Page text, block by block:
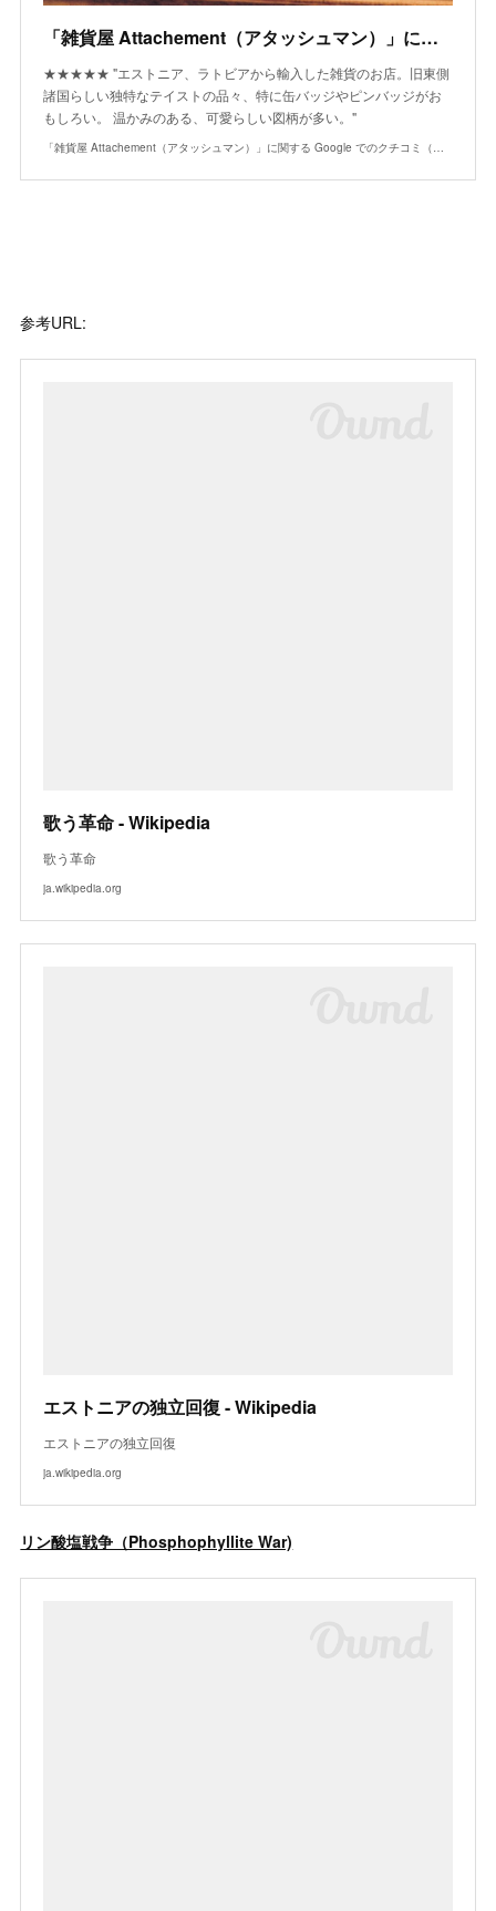
「雑貨屋 Attachement（アタッシュマン）」に関する Google でのクチコミ（投稿者: Camerahmen 右ねじ）
★★★★★ "エストニア、ラトビアから輸入した雑貨のお店。旧東側
諸国らしい独特なテイストの品々、特に缶バッジやピンバッジがお
もしろい。 温かみのある、可愛らしい図柄が多い。"
参考URL:
歌う革命 - Wikipedia
歌う革命
ja.wikipedia.org
エストニアの独立回復 - Wikipedia
エストニアの独立回復
ja.wikipedia.org
リン酸塩戦争（Phosphophyllite War)